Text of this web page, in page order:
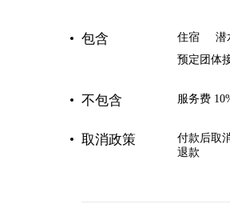
包含 住宿 潜
预定团体
不包含 服务费
取消政策
付款后取
退款